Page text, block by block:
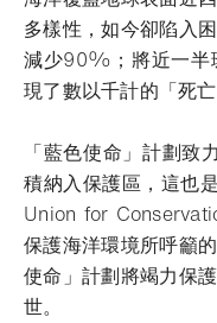
多樣性，如今卻陷入
減少90%；將近一半
現了數以千計的「死亡
「藍色使命」計劃
積納入保護區，這也
Union for
保護海洋環境所呼籲
使命」計劃將竭力保
世。